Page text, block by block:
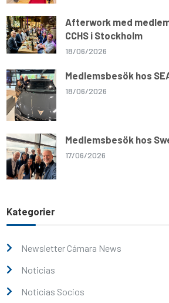
Afterwork med
CCHS i Stockholm
18/06/2026
Medlemsbesök hos
18/06/2026
Medlemsbesök hos
17/06/2026
Kategorier
Newsletter Cámara News
Noticias
Noticias Socios